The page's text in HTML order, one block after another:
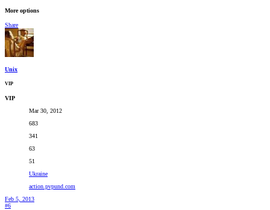
More options
Share
Unix
VIP
VIP
Mar 30, 2012
683
341
63
51
Ukraine
action.pvpund.com
Feb 5, 2013
#6